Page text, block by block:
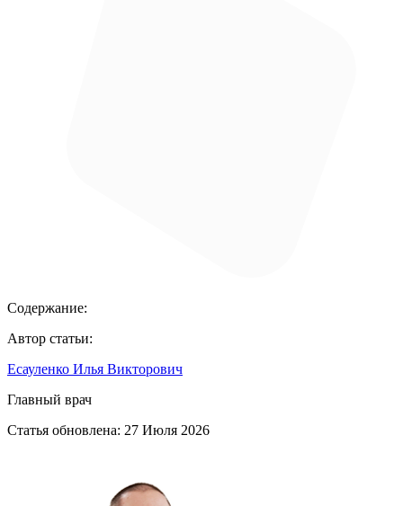
Содержание:
Автор статьи:
Есауленко Илья Викторович
Главный врач
Статья обновлена: 27 Июля 2026